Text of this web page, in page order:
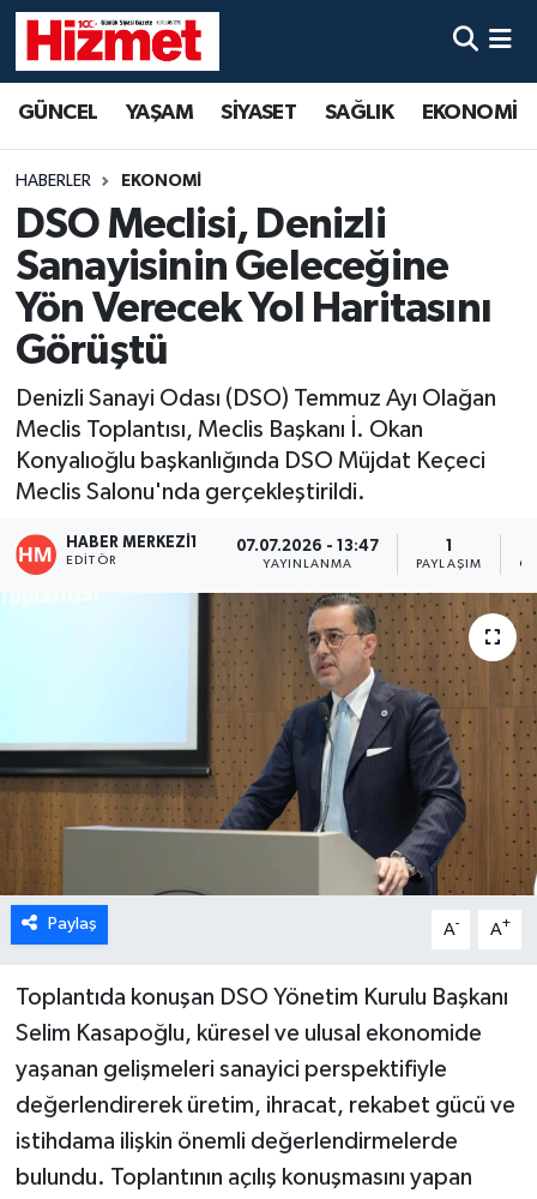
GÜNCEL YAŞAM SİYASET SAĞLIK EKONOMİ
HABERLER EKONOMİ
DSO Meclisi, Denizli
Sanayisinin Geleceğine
Yön Verecek Yol Haritasını
Görüştü
Denizli Sanayi Odası (DSO) Temmuz Ayı Olağan
Meclis Toplantısı, Meclis Başkanı İ. Okan
Konyalıoğlu başkanlığında DSO Müjdat Keçeci
Meclis Salonu'nda gerçekleştirildi.
HABER MERKEZI1
EDITÖR
07.07.2026 - 13:47
YAYINLANMA
1
PAYLAŞIM
Paylaş A- A+
Toplantıda konuşan DSO Yönetim Kurulu Başkanı
Selim Kasapoğlu, küresel ve ulusal ekonomide
yaşanan gelişmeleri sanayici perspektifiyle
değerlendirerek üretim, ihracat, rekabet gücü ve
istihdama ilişkin önemli değerlendirmelerde
bulundu. Toplantının açılış konuşmasını yapan
YAŞAM
SİYASET
SAĞLIK
EKONOMİ
KÜLTÜR SANAT
SPOR
Denizli Hava Durumu
Denizli Trafik Yoğunluk Haritası
Süper Lig Puan Durumu ve Fikstür
Tüm Manşetler
Son Dakika Haberleri
Haber Arşivi